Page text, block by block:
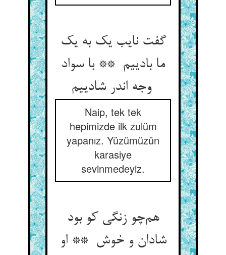
گفت نایب یک به یک
ما بادییم ** با سواد
وجه اندر شادییم
Naip, tek tek
hepimizde ilk zulüm
yapanız. Yüzümüzün
karasiye
sevinmedeyiz.
هم‌چو زنگی کو بود
شادان و خوش ** او